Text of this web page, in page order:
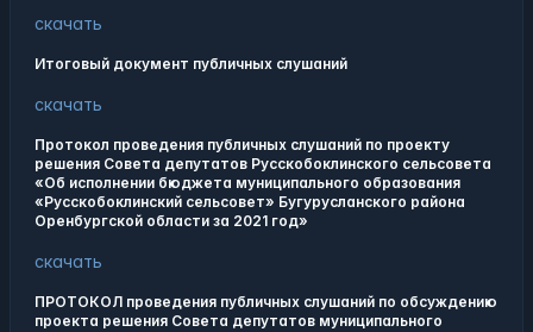
скачать
Итоговый документ публичных слушаний
скачать
Протокол проведения публичных слушаний по проекту
решения Совета депутатов Русскобоклинского сельсовета
«Об исполнении бюджета муниципального образования
«Русскобоклинский сельсовет» Бугурусланского района
Оренбургской области за 2021 год»
скачать
ПРОТОКОЛ проведения публичных слушаний по обсуждению
проекта решения Совета депутатов муниципального